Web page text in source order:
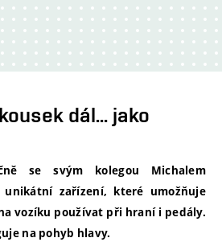
dál... jako
se svým kolegou Michalem
unikátní zařízení, které umožňuje
vozíku používat při hraní i pedály.
na pohyb hlavy.